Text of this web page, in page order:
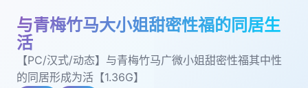
与青梅竹马大小姐甜密性福的同居生
活
【PC/汉式/动态】与青梅竹马广微小姐甜密性福其中性
的同居形成为活【1.36G】